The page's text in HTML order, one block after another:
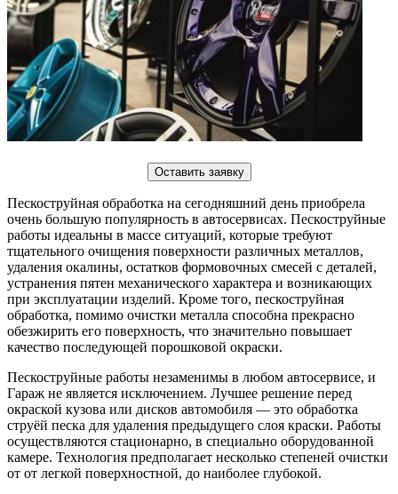
Оставить заявку
Пескоструйная обработка на сегодняшний день приобрела
очень большую популярность в автосервисах. Пескоструйные
работы идеальны в массе ситуаций, которые требуют
тщательного очищения поверхности различных металлов,
удаления окалины, остатков формовочных смесей с деталей,
устранения пятен механического характера и возникающих
при эксплуатации изделий. Кроме того, пескоструйная
обработка, помимо очистки металла способна прекрасно
обезжирить его поверхность, что значительно повышает
качество последующей порошковой окраски.
Пескоструйные работы незаменимы в любом автосервисе, и
Гараж не является исключением. Лучшее решение перед
окраской кузова или дисков автомобиля — это обработка
струёй песка для удаления предыдущего слоя краски. Работы
осуществляются стационарно, в специально оборудованной
камере. Технология предполагает несколько степеней очистки
от от легкой поверхностной, до наиболее глубокой.